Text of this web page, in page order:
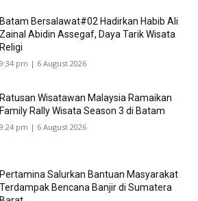
Batam Bersalawat#02 Hadirkan Habib Ali
Zainal Abidin Assegaf, Daya Tarik Wisata
Religi
9:34 pm | 6 August 2026
Ratusan Wisatawan Malaysia Ramaikan
Family Rally Wisata Season 3 di Batam
9:24 pm | 6 August 2026
Pertamina Salurkan Bantuan Masyarakat
Terdampak Bencana Banjir di Sumatera